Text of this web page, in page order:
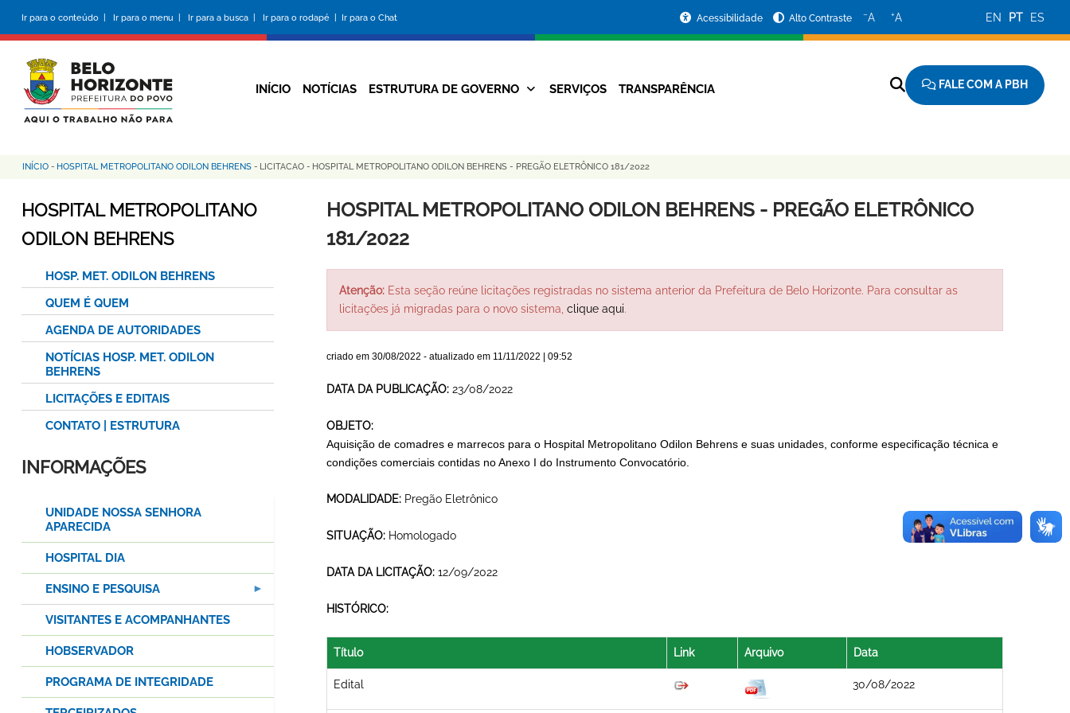
conteúdo
principal
Ir para o conteúdo | Ir para o menu | Ir para a busca | Ir para o rodapé | Ir para o Chat
da
Prefeitura
Acessibilidade Alto Contraste −A +A EN PT ES
Navegação
INÍCIO NOTÍCIAS ESTRUTURA DE GOVERNO SERVIÇOS TRANSPARÊNCIA FALE COM A PBH
Trilha
de
navegação
INÍCIO - HOSPITAL METROPOLITANO ODILON BEHRENS - LICITACAO - HOSPITAL METROPOLITANO ODILON BEHRENS - PREGÃO ELETRÔNICO 181/2022
HOSPITAL METROPOLITANO ODILON BEHRENS - PREGÃO ELETRÔNICO
181/2022
Atenção:Esta seção reúne licitações registradas no sistema anterior da Prefeitura de Belo Horizonte. Para consultar as
licitações já migradas para o novo sistema, clique aqui.
criado em 30/08/2022 - atualizado em 11/11/2022 | 09:52
DATA DA PUBLICAÇÃO: 23/08/2022
OBJETO:
Aquisição de comadres e marrecos para o Hospital Metropolitano Odilon Behrens e suas unidades, conforme especificação técnica e
condições comerciais contidas no Anexo I do Instrumento Convocatório.
MODALIDADE: Pregão Eletrônico
SITUAÇÃO: Homologado
DATA DA LICITAÇÃO: 12/09/2022
HISTÓRICO:
Título Link Arquivo Data
Edital 30/08/2022
HOSPITAL METROPOLITANO
ODILON BEHRENS
HOSP. MET. ODILON BEHRENS
QUEM É QUEM
AGENDA DE AUTORIDADES
NOTÍCIAS HOSP. MET. ODILON
BEHRENS
LICITAÇÕES E EDITAIS
CONTATO | ESTRUTURA
INFORMAÇÕES
UNIDADE NOSSA SENHORA
APARECIDA
HOSPITAL DIA
ENSINO E PESQUISA
VISITANTES E ACOMPANHANTES
HOBSERVADOR
PROGRAMA DE INTEGRIDADE